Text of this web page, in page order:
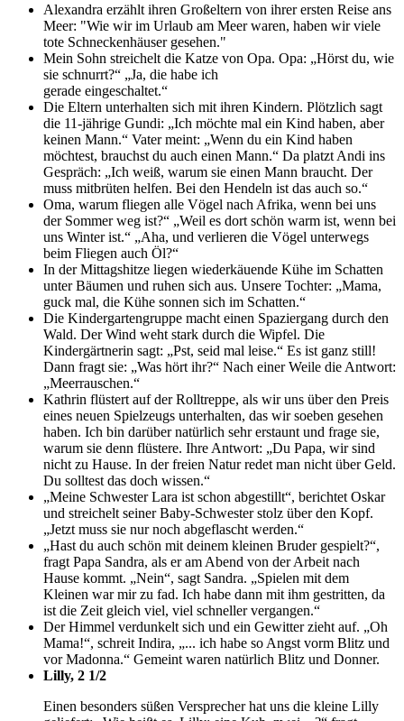
Alexandra erzählt ihren Großeltern von ihrer ersten Reise ans
Meer: "Wie wir im Urlaub am Meer waren, haben wir viele
tote Schneckenhäuser gesehen."
Mein Sohn streichelt die Katze von Opa. Opa: „Hörst du, wie
sie schnurrt?“ „Ja, die habe ich
gerade eingeschaltet.“
Die Eltern unterhalten sich mit ihren Kindern. Plötzlich sagt
die 11-jährige Gundi: „Ich möchte mal ein Kind haben, aber
keinen Mann.“ Vater meint: „Wenn du ein Kind haben
möchtest, brauchst du auch einen Mann.“ Da platzt Andi ins
Gespräch: „Ich weiß, warum sie einen Mann braucht. Der
muss mitbrüten helfen. Bei den Hendeln ist das auch so.“
Oma, warum fliegen alle Vögel nach Afrika, wenn bei uns
der Sommer weg ist?“ „Weil es dort schön warm ist, wenn bei
uns Winter ist.“ „Aha, und verlieren die Vögel unterwegs
beim Fliegen auch Öl?“
In der Mittagshitze liegen wiederkäuende Kühe im Schatten
unter Bäumen und ruhen sich aus. Unsere Tochter: „Mama,
guck mal, die Kühe sonnen sich im Schatten.“
Die Kindergartengruppe macht einen Spaziergang durch den
Wald. Der Wind weht stark durch die Wipfel. Die
Kindergärtnerin sagt: „Pst, seid mal leise.“ Es ist ganz still!
Dann fragt sie: „Was hört ihr?“ Nach einer Weile die Antwort:
„Meerrauschen.“
Kathrin flüstert auf der Rolltreppe, als wir uns über den Preis
eines neuen Spielzeugs unterhalten, das wir soeben gesehen
haben. Ich bin darüber natürlich sehr erstaunt und frage sie,
warum sie denn flüstere. Ihre Antwort: „Du Papa, wir sind
nicht zu Hause. In der freien Natur redet man nicht über Geld.
Du solltest das doch wissen.“
„Meine Schwester Lara ist schon abgestillt“, berichtet Oskar
und streichelt seiner Baby-Schwester stolz über den Kopf.
„Jetzt muss sie nur noch abgeflascht werden.“
„Hast du auch schön mit deinem kleinen Bruder gespielt?“,
fragt Papa Sandra, als er am Abend von der Arbeit nach
Hause kommt. „Nein“, sagt Sandra. „Spielen mit dem
Kleinen war mir zu fad. Ich habe dann mit ihm gestritten, da
ist die Zeit gleich viel, viel schneller vergangen.“
Der Himmel verdunkelt sich und ein Gewitter zieht auf. „Oh
Mama!“, schreit Indira, „... ich habe so Angst vorm Blitz und
vor Madonna.“ Gemeint waren natürlich Blitz und Donner.
Lilly, 2 1/2
Einen besonders süßen Versprecher hat uns die kleine Lilly